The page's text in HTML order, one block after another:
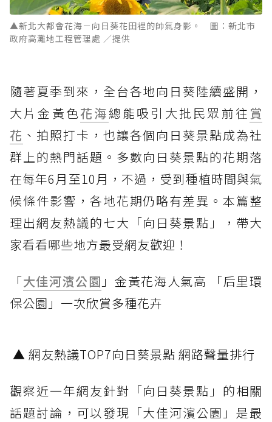
▲新北大都會花海－向日葵花田裡的帥氣身影。 圖：新北市
政府高灘地工程管理處 ／提供
隨著夏季到來，全台各地向日葵陸續盛開，
大片金黃色花海總能吸引大批民眾前往 賞
花 、拍照打卡，也讓各個向日葵景點成為社
群上的熱門話題。多數向日葵景點的花期落
在每年6月至10月，不過，受到種植時間與氣
候條件影響，各地花期仍略有差異。本篇整
理出網友熱議的七大「向日葵景點」，帶大
家看看哪些地方最受網友歡迎！
「大佳河濱公園 」金黃花海人氣高 「后里環
保公園」一次欣賞多種花卉
▲ 網友熱議TOP7向日葵景點 網路聲量排行
觀察近一年網友針對「向日葵景點」的相關
話題討論，可以發現「大佳河濱公園」是最